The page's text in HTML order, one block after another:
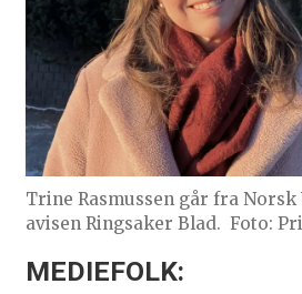
Trine Rasmussen går fra
avisen Ringsaker Blad. Foto:
MEDIEFOLK: